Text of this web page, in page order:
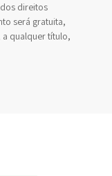
direitos
será gratuita,
qualquer título,